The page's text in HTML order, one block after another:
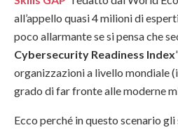
all’appello quasi 4 milioni di
poco allarmante se si pensa che
Cybersecurity Readiness Index
organizzazioni a livello mondiale
grado di far fronte alle moderne
Ecco perché in questo scenario